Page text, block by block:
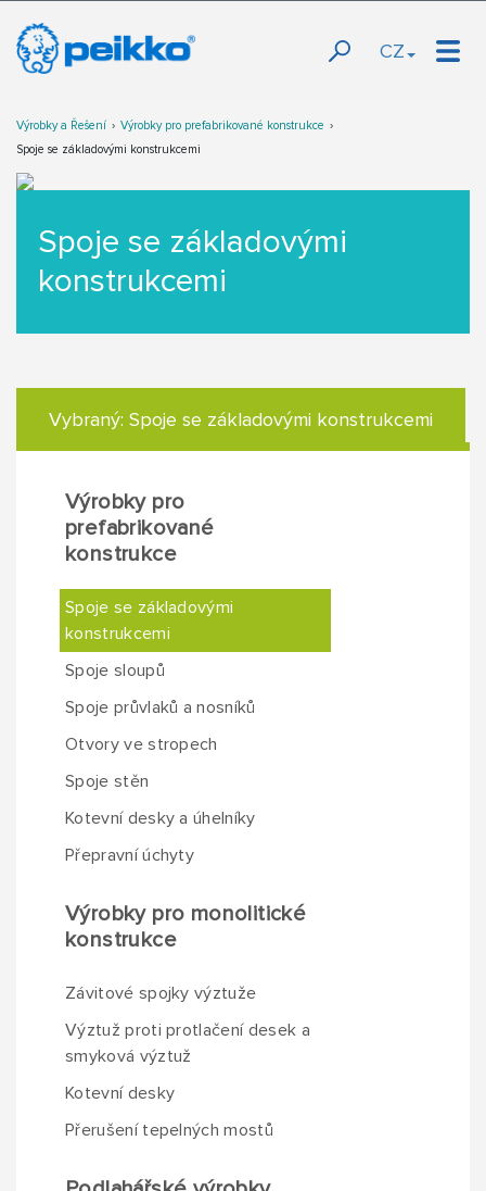
CZ
Výrobky a Řešení
Výrobky pro prefabrikované konstrukce
Spoje se základovými konstrukcemi
Spoje se základovými
konstrukcemi
Vybraný: Spoje se základovými konstrukcemi
Výrobky pro
prefabrikované
konstrukce
Spoje se základovými
konstrukcemi
Spoje sloupů
Spoje průvlaků a nosníků
Otvory ve stropech
Spoje stěn
Kotevní desky a úhelníky
Přepravní úchyty
Výrobky pro monolitické
konstrukce
Závitové spojky výztuže
Výztuž proti protlačení desek a
smyková výztuž
Kotevní desky
Přerušení tepelných mostů